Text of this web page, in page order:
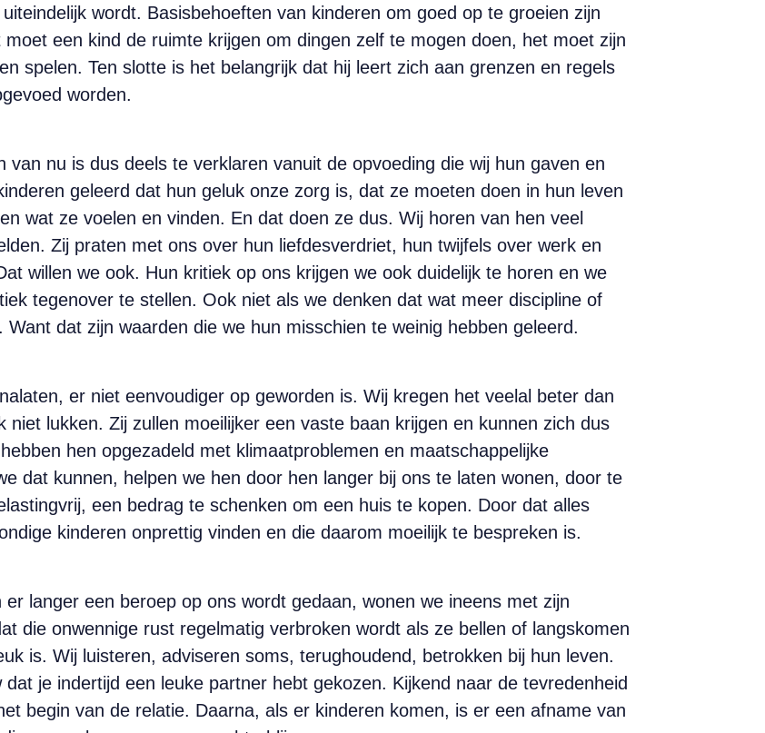
wordt. Basisbehoeften van kinderen om goed op te groeien zijn
een kind de ruimte krijgen om dingen zelf te mogen doen, het moet zijn
spelen. Ten slotte is het belangrijk dat hij leert zich aan grenzen en regels
worden.
van nu is dus deels te verklaren vanuit de opvoeding die wij hun gaven en
geleerd dat hun geluk onze zorg is, dat ze moeten doen in hun leven
wat ze voelen en vinden. En dat doen ze dus. Wij horen van hen veel
Zij praten met ons over hun liefdesverdriet, hun twijfels over werk en
willen we ook. Hun kritiek op ons krijgen we ook duidelijk te horen en we
tegenover te stellen. Ook niet als we denken dat wat meer discipline of
dat zijn waarden die we hun misschien te weinig hebben geleerd.
er niet eenvoudiger op geworden is. Wij kregen het veelal beter dan
lukken. Zij zullen moeilijker een vaste baan krijgen en kunnen zich dus
hen opgezadeld met klimaatproblemen en maatschappelijke
dat kunnen, helpen we hen door hen langer bij ons te laten wonen, door te
een bedrag te schenken om een huis te kopen. Door dat alles
kinderen onprettig vinden en die daarom moeilijk te bespreken is.
langer een beroep op ons wordt gedaan, wonen we ineens met zijn
die onwennige rust regelmatig verbroken wordt als ze bellen of langskomen
is. Wij luisteren, adviseren soms, terughoudend, betrokken bij hun leven.
je indertijd een leuke partner hebt gekozen. Kijkend naar de tevredenheid
begin van de relatie. Daarna, als er kinderen komen, is er een afname van